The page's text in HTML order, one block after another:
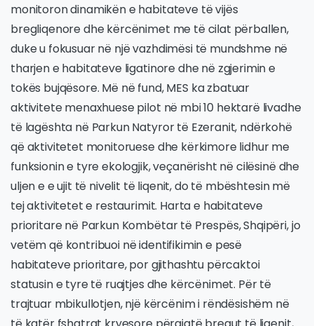
monitoron dinamikën e habitateve të vijës
bregliqenore dhe kërcënimet me të cilat përballen,
duke u fokusuar në një vazhdimësi të mundshme në
tharjen e habitateve ligatinore dhe në zgjerimin e
tokës bujqësore. Më në fund, MES ka zbatuar
aktivitete menaxhuese pilot në mbi 10 hektarë livadhe
të lagështa në Parkun Natyror të Ezeranit, ndërkohë
që aktivitetet monitoruese dhe kërkimore lidhur me
funksionin e tyre ekologjik, veçanërisht në cilësinë dhe
uljen e e ujit të nivelit të liqenit, do të mbështesin më
tej aktivitetet e restaurimit. Harta e habitateve
prioritare në Parkun Kombëtar të Prespës, Shqipëri, jo
vetëm që kontribuoi në identifikimin e pesë
habitateve prioritare, por gjithashtu përcaktoi
statusin e tyre të ruajtjes dhe kërcënimet. Për të
trajtuar mbikullotjen, një kërcënim i rëndësishëm në